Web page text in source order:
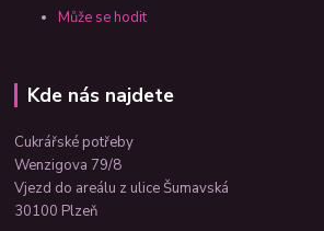
Může se hodit
Kde nás najdete
Cukrářské potřeby
Wenzigova 79/8
Vjezd do areálu z ulice Šumavská
30100 Plzeň